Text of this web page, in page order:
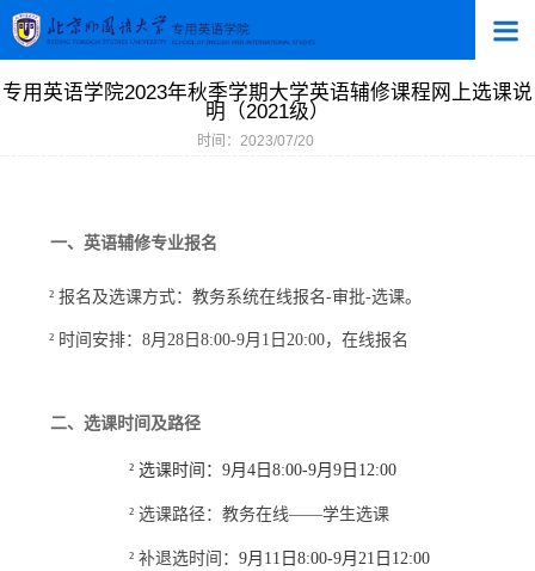
专用英语学院2023年秋季学期大学英语辅修课程网上选课说
明（2021级）
时间：2023/07/20
一、英语辅修专业报名
² 报名及选课方式：教务系统在线报名-审批-选课。
² 时间安排： 8月28日8:00-9月1日20:00，在线报名
二、选课时间及路径
² 选课时间： 9月4日8:00-9月9日12:00
² 选课路径：教务在线——学生选课
² 补退选时间： 9月11日8:00-9月21日12:00